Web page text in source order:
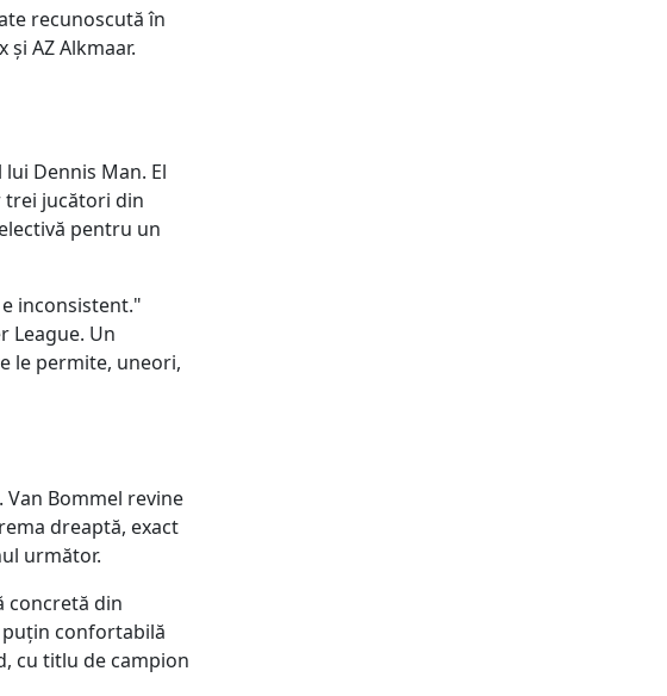
recunoscută în
AZ Alkmaar.
Dennis Man. El
trei jucători din
pentru un
inconsistent."
League. Un
le permite, uneori,
Bommel revine
dreaptă, exact
următor.
concretă din
puțin confortabilă
cu titlu de campion